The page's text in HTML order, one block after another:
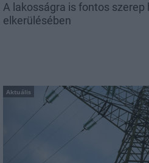
A lakosságra is fontos szerep
elkerülésében
Aktuális